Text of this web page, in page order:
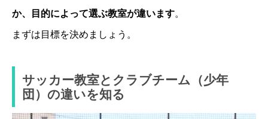
か、目的によって選ぶ教室が違います。
まずは目標を決めましょう。
サッカー教室とクラブチーム（少年
団）の違いを知る